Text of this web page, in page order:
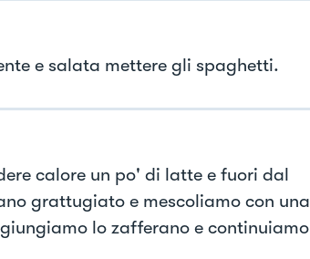
e salata mettere gli spaghetti.
calore un po' di latte e fuori dal
grattugiato e mescoliamo con una
lo zafferano e continuiamo